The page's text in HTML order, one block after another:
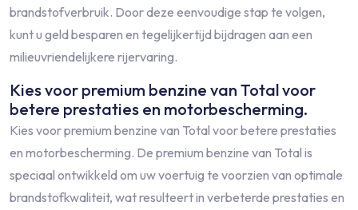
brandstofverbruik. Door deze eenvoudige stap te volgen,
kunt u geld besparen en tegelijkertijd bijdragen aan een
milieuvriendelijkere rijervaring.
Kies voor premium benzine van Total voor
betere prestaties en motorbescherming.
Kies voor premium benzine van Total voor betere prestaties
en motorbescherming. De premium benzine van Total is
speciaal ontwikkeld om uw voertuig te voorzien van optimale
brandstofkwaliteit, wat resulteert in verbeterde prestaties en